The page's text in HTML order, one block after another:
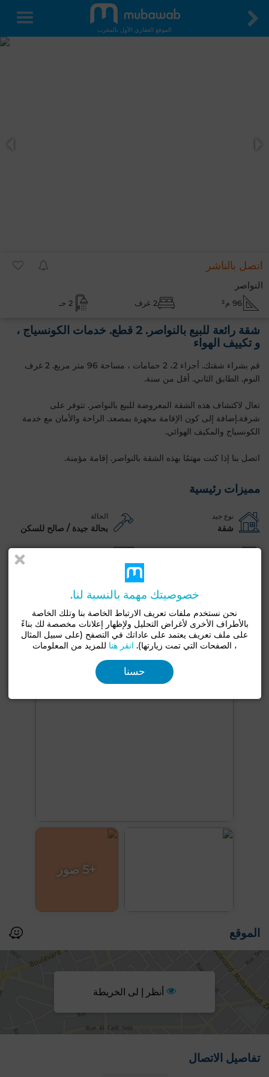
الموقع العقاري الأول بالمغرب
اتصل بالناشر
النواصر
96 م² 2 غرف 2 حـ
شقة رائعة للبيع بالنواصر. 2 قطع. خدمات الكونسياج ،
و تكييف الهواء
قم بشراء شقتك. أجزاء 2، 2 حمامات ، مساحة 96 متر مربع. 2 غرف
النوم. الطابق الثاني‎. أقل من سنة.
تعال لاكتشاف هذه الشقة المعروضة للبيع بالنواصر. تتوفر على
شرفة.إضافة إلى كون الإقامة مجهزة بمصعد. الراحة والأمان مع خدمة
الكونسياج والمكيف الهوائي.
اتصل بنا إذا كنت مهتمًا بهذه الشقة بالنواصر. إقامة مؤمنة.
مميزات رئيسية
نوع جيد
شقة
الحالة
بحالة جيدة / صالح للسكن
قديم توجد الشقة بالطابق
شرفة مرآب مصعد بواب مكيف حراسة
شاهد المزيد من الصور
+5 صور
الموقع
أنظر إ لى الخريطة
تفاصيل الاتصال
خصوصيتك مهمة بالنسبة لنا.
نحن نستخدم ملفات تعريف الارتباط الخاصة بنا وتلك الخاصة
بالأطراف الأخرى لأغراض التحليل ولإظهار إعلانات مخصصة لك بناءً
على ملف تعريف يعتمد على عاداتك في التصفح (على سبيل المثال
، الصفحات التي تمت زيارتها). انقر هنا للمزيد من المعلومات
حسنا